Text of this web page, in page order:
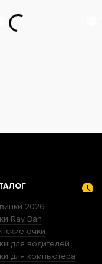
2026
Ray Ban
очки
для водителей
для компьютера